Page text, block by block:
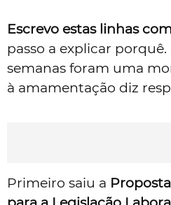
Escrevo estas linhas
passo a explicar
semanas foram uma
à amamentação diz
Primeiro saiu a